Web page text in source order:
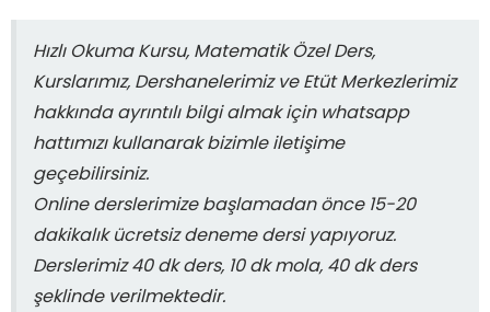
Hızlı Okuma Kursu, Matematik Özel Ders,
Kurslarımız, Dershanelerimiz ve Etüt Merkezlerimiz
hakkında ayrıntılı bilgi almak için whatsapp
hattımızı kullanarak bizimle iletişime
geçebilirsiniz.
Online derslerimize başlamadan önce 15-20
dakikalık ücretsiz deneme dersi yapıyoruz.
Derslerimiz 40 dk ders, 10 dk mola, 40 dk ders
şeklinde verilmektedir.